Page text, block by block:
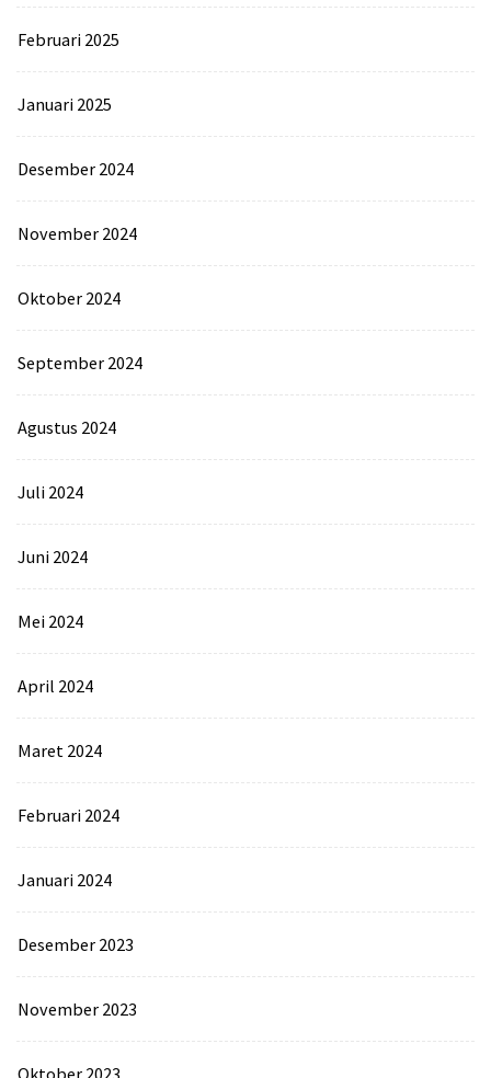
Februari 2025
Januari 2025
Desember 2024
November 2024
Oktober 2024
September 2024
Agustus 2024
Juli 2024
Juni 2024
Mei 2024
April 2024
Maret 2024
Februari 2024
Januari 2024
Desember 2023
November 2023
Oktober 2023